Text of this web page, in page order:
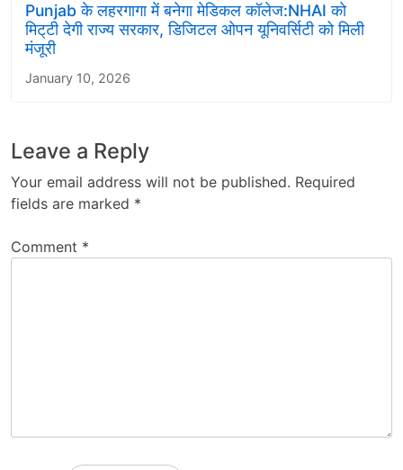
Punjab के लहरगागा में बनेगा मेडिकल कॉलेज:NHAI को
मिट्‌टी देगी राज्य सरकार, डिजिटल ओपन यूनिवर्सिटी को मिली
मंजूरी
January 10, 2026
Leave a Reply
Your email address will not be published. Required
fields are marked *
Comment *